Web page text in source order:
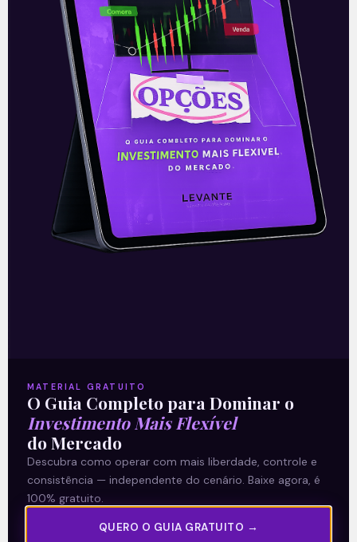
Taesa antecipa linha de
transmissão
Na quarta-feira (1), foi concluída uma
obra de transmissão de energia pela
Taesa (TAEE11). O projeto Janaúba, que
envolve 542 quilômetros de linhas que
conectam
Leia mais
02/09/2021
A Levante
Sobre nós
Termos e Condições
Política de Privacidade
MATERIAL GRATUITO
O Guia Completo para Dominar o
Investimento Mais Flexível
do Mercado
Descubra como operar com mais liberdade, controle e
consistência — independente do cenário. Baixe agora, é
100% gratuito.
QUERO O GUIA GRATUITO →